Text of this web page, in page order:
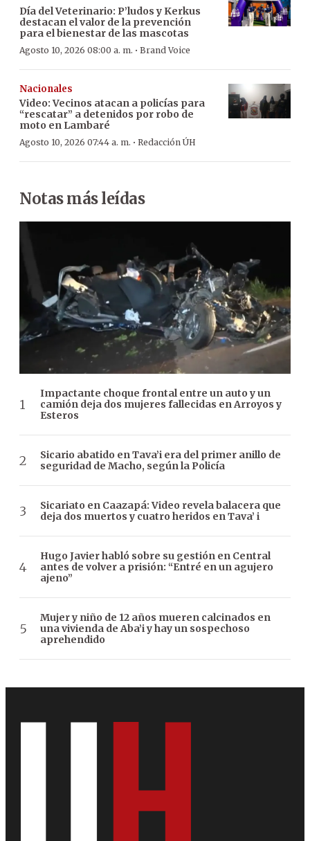
Día del Veterinario: P’ludos y Kerkus
destacan el valor de la prevención
para el bienestar de las mascotas
Agosto 10, 2026 08:00 a. m. · Brand Voice
Nacionales
Video: Vecinos atacan a policías para
“rescatar” a detenidos por robo de
moto en Lambaré
Agosto 10, 2026 07:44 a. m. · Redacción ÚH
Notas más leídas
Impactante choque frontal entre un auto y un
camión deja dos mujeres fallecidas en Arroyos y
Esteros
Sicario abatido en Tava’i era del primer anillo de
seguridad de Macho, según la Policía
Sicariato en Caazapá: Video revela balacera que
deja dos muertos y cuatro heridos en Tava’ i
Hugo Javier habló sobre su gestión en Central
antes de volver a prisión: “Entré en un agujero
ajeno”
Mujer y niño de 12 años mueren calcinados en
una vivienda de Aba’i y hay un sospechoso
aprehendido